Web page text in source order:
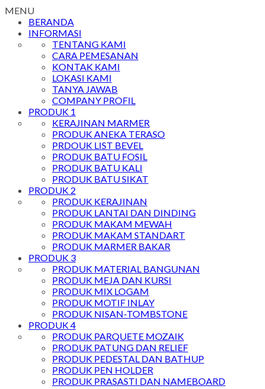
MENU
BERANDA
INFORMASI
TENTANG KAMI
CARA PEMESANAN
KONTAK KAMI
LOKASI KAMI
TANYA JAWAB
COMPANY PROFIL
PRODUK 1
KERAJINAN MARMER
PRODUK ANEKA TERASO
PRDOUK LIST BEVEL
PRODUK BATU FOSIL
PRODUK BATU KALI
PRODUK BATU SIKAT
PRODUK 2
PRODUK KERAJINAN
PRODUK LANTAI DAN DINDING
PRODUK MAKAM MEWAH
PRODUK MAKAM STANDART
PRODUK MARMER BAKAR
PRODUK 3
PRODUK MATERIAL BANGUNAN
PRODUK MEJA DAN KURSI
PRODUK MIX LOGAM
PRODUK MOTIF INLAY
PRODUK NISAN-TOMBSTONE
PRODUK 4
PRODUK PARQUETE MOZAIK
PRODUK PATUNG DAN RELIEF
PRODUK PEDESTAL DAN BATHUP
PRODUK PEN HOLDER
PRODUK PRASASTI DAN NAMEBOARD